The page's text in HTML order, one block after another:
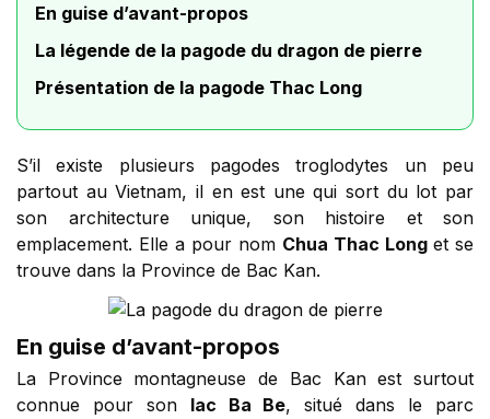
En guise d’avant-propos
La légende de la pagode du dragon de pierre
Présentation de la pagode Thac Long
S’il existe plusieurs pagodes troglodytes un peu
partout au Vietnam, il en est une qui sort du lot par
son architecture unique, son histoire et son
emplacement. Elle a pour nom Chua Thac Long et se
trouve dans la Province de Bac Kan.
En guise d’avant-propos
La Province montagneuse de Bac Kan est surtout
connue pour son lac Ba Be, situé dans le parc